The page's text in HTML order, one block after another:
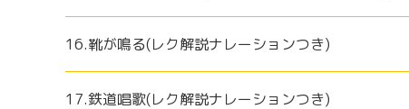
16.靴が鳴る(レク解説ナレーションつき)
17.鉄道唱歌(レク解説ナレーションつき)